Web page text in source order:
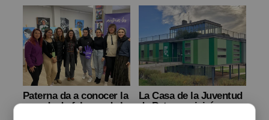
Paterna da a conocer la
agenda de febrero de la
La Casa de la Juventud
de Paterna vivirá un